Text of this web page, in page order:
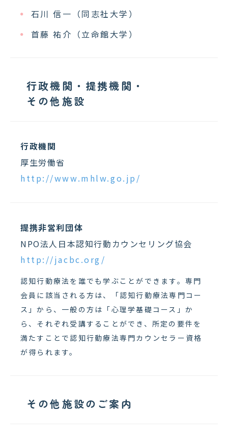
石川 信一（同志社大学）
首藤 祐介（立命館大学）
行政機関・提携機関・
その他施設
行政機関
厚生労働省
http://www.mhlw.go.jp/
提携非営利団体
NPO法人日本認知行動カウンセリング協会
http://jacbc.org/
認知行動療法を誰でも学ぶことができます。専門
会員に該当される方は、「認知行動療法専門コー
ス」から、一般の方は「心理学基礎コース」か
ら、それぞれ受講することができ、所定の要件を
満たすことで認知行動療法専門カウンセラー資格
が得られます。
その他施設のご案内